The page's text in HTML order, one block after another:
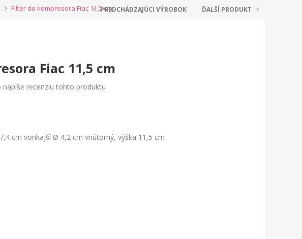
Filter do kompresora Fiac 11,5 cmPREDCHÁDZAJÚCI VÝROBOK ĎALŠÍ PRODUKT
Fiac 11,5 cm
napíše recenziu tohto produktu
cm vonkajší Ø 4,2 cm vnútorný, výška 11,5 cm